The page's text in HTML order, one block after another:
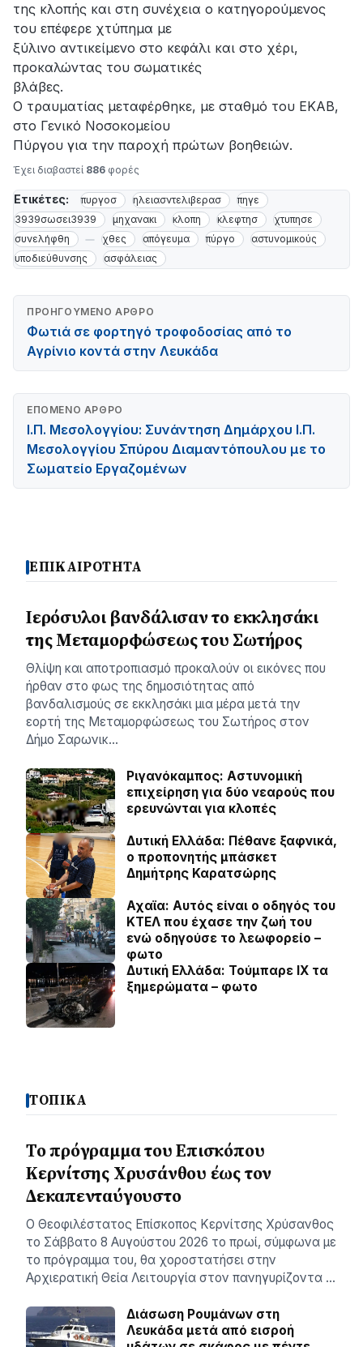
της κλοπής και στη συνέχεια ο κατηγορούμενος
του επέφερε χτύπημα με
ξύλινο αντικείμενο στο κεφάλι και στο χέρι,
προκαλώντας του σωματικές
βλάβες.
Ο τραυματίας μεταφέρθηκε, με σταθμό του ΕΚΑΒ,
στο Γενικό Νοσοκομείου
Πύργου για την παροχή πρώτων βοηθειών.
Έχει διαβαστεί 886 φορές
Ετικέτες: πυργοσ ηλειασντελιβερασ
πηγε
3939σωσει3939
μηχανακι κλοπη κλεφτησ
χτυπησε
συνελήφθη
χθες απόγευμα πύργο
αστυνομικούς
υποδιεύθυνσης
ασφάλειας
ΠΡΟΗΓΟΎΜΕΝΟ ΆΡΘΡΟ
Φωτιά σε φορτηγό τροφοδοσίας από το
Αγρίνιο κοντά στην Λευκάδα
ΕΠΌΜΕΝΟ ΆΡΘΡΟ
Ι.Π. Μεσολογγίου: Συνάντηση Δημάρχου Ι.Π.
Μεσολογγίου Σπύρου Διαμαντόπουλου με το
Σωματείο Εργαζομένων
ΕΠΙΚΑΙΡΟΤΗΤΑ
Ιερόσυλοι βανδάλισαν το εκκλησάκι
της Μεταμορφώσεως του Σωτήρος
Θλίψη και αποτροπιασμό προκαλούν οι εικόνες που
ήρθαν στο φως της δημοσιότητας από
βανδαλισμούς σε εκκλησάκι μια μέρα μετά την
εορτή της Μεταμορφώσεως του Σωτήρος στον
Δήμο Σαρωνικ…
Ριγανόκαμπος: Αστυνομική
επιχείρηση για δύο νεαρούς που
ερευνώνται για κλοπές
Δυτική Ελλάδα: Πέθανε ξαφνικά,
ο προπονητής μπάσκετ
Δημήτρης Καρατσώρης
Αχαϊα: Αυτός είναι ο οδηγός του
ΚΤΕΛ που έχασε την ζωή του
ενώ οδηγούσε το λεωφορείο –
φωτο
Δυτική Ελλάδα: Τούμπαρε ΙΧ τα
ξημερώματα – φωτο
ΤΟΠΙΚΑ
Το πρόγραμμα του Επισκόπου
Κερνίτσης Χρυσάνθου έως τον
Δεκαπενταύγουστο
Ο Θεοφιλέστατος Επίσκοπος Κερνίτσης Χρύσανθος
το Σάββατο 8 Αυγούστου 2026 το πρωί, σύμφωνα με
το πρόγραμμα του, θα χοροστατήσει στην
Αρχιερατική Θεία Λειτουργία στον πανηγυρίζοντα …
Διάσωση Ρουμάνων στη
Λευκάδα μετά από εισροή